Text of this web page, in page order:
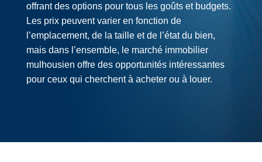
offrant des options pour tous les goûts et budgets.
Les prix peuvent varier en fonction de
l’emplacement, de la taille et de l’état du bien,
mais dans l’ensemble, le marché immobilier
mulhousien offre des opportunités intéressantes
pour ceux qui cherchent à acheter ou à louer.